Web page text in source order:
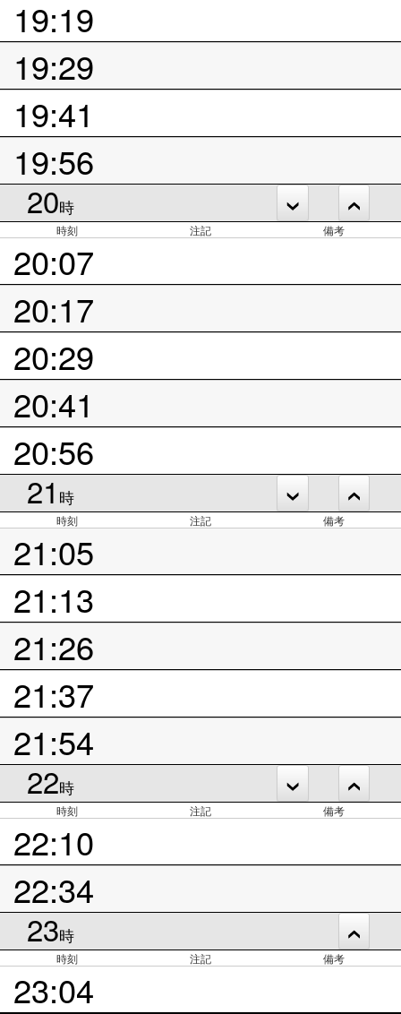
19:19
19:29
19:41
19:56
20時
時刻 注記 備考
20:07
20:17
20:29
20:41
20:56
21 時
時刻 注記 備考
21:05
21:13
21:26
21:37
21:54
22時
時刻 注記 備考
22:10
22:34
23時
時刻 注記 備考
23:04